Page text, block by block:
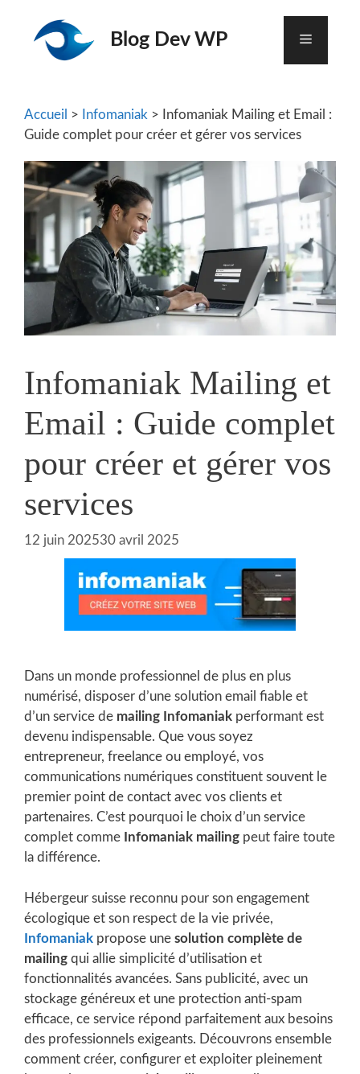
contenu
Blog Dev WP Menu
Accueil > Infomaniak > Infomaniak Mailing et Email :
Guide complet pour créer et gérer vos services
Infomaniak Mailing et
Email : Guide complet
pour créer et gérer vos
services
12 juin 202530 avril 2025
Dans un monde professionnel de plus en plus
numérisé, disposer d’une solution email fiable et
d’un service de mailing Infomaniak performant est
devenu indispensable. Que vous soyez
entrepreneur, freelance ou employé, vos
communications numériques constituent souvent le
premier point de contact avec vos clients et
partenaires. C’est pourquoi le choix d’un service
complet comme Infomaniak mailing peut faire toute
la différence.
Hébergeur suisse reconnu pour son engagement
écologique et son respect de la vie privée,
Infomaniak propose une solution complète de
mailing qui allie simplicité d’utilisation et
fonctionnalités avancées. Sans publicité, avec un
stockage généreux et une protection anti-spam
efficace, ce service répond parfaitement aux besoins
des professionnels exigeants. Découvrons ensemble
comment créer, configurer et exploiter pleinement